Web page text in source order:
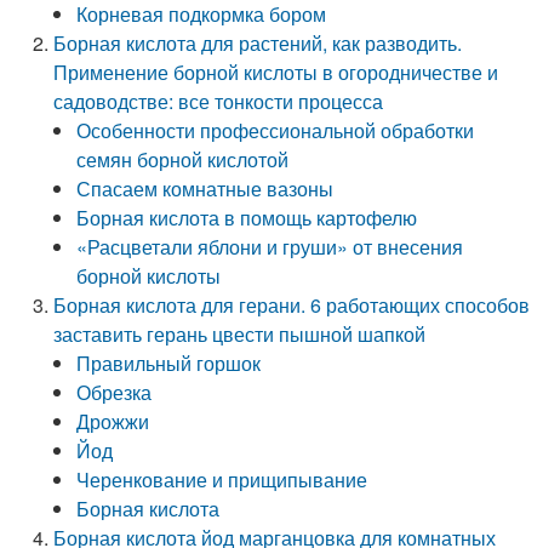
Корневая подкормка бором
Борная кислота для растений, как разводить.
Применение борной кислоты в огородничестве и
садоводстве: все тонкости процесса
Особенности профессиональной обработки
семян борной кислотой
Спасаем комнатные вазоны
Борная кислота в помощь картофелю
«Расцветали яблони и груши» от внесения
борной кислоты
Борная кислота для герани. 6 работающих способов
заставить герань цвести пышной шапкой
Правильный горшок
Обрезка
Дрожжи
Йод
Черенкование и прищипывание
Борная кислота
Борная кислота йод марганцовка для комнатных